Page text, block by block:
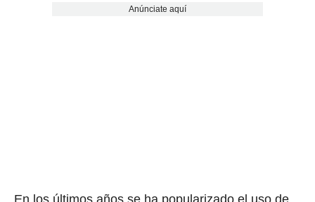
Anúnciate aquí
En los últimos años se ha popularizado el uso de